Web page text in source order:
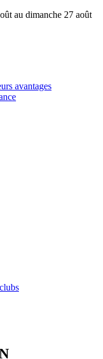
au dimanche 27 août
avantages